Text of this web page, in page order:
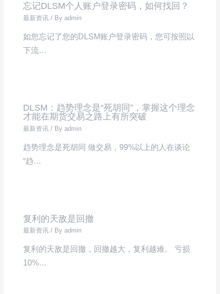
忘记DLSM个人账户登录密码，如何找回？
最新资讯 / Byadmin
如您忘记了您的DLSM账户登录密码，您可按照以
下流…
DLSM：趋势理念是“死胡同”，掌握这个理念
才能在期货交易之路上有所突破
最新资讯 / Byadmin
趋势理念是死胡同 做交易，99%以上的人在谈论
“趋…
复利的天敌是回撤
最新资讯 / Byadmin
复利的天敌是回撤，回撤越大，复利越难。 亏损
10%…